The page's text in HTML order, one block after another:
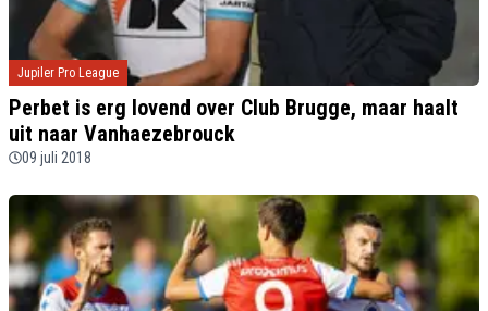
Jupiler Pro League
Perbet is erg lovend over Club Brugge, maar haalt
uit naar Vanhaezebrouck
09 juli 2018